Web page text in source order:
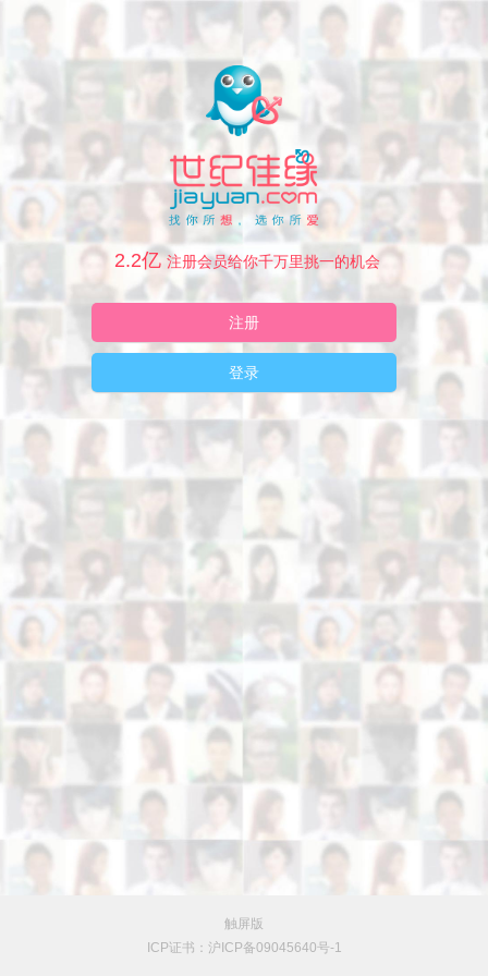
2.2亿 注册会员给你千万里挑一的机会
注册
登录
触屏版
ICP证书：沪ICP备09045640号-1